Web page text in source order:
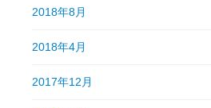
2018年8月
2018年4月
2017年12月